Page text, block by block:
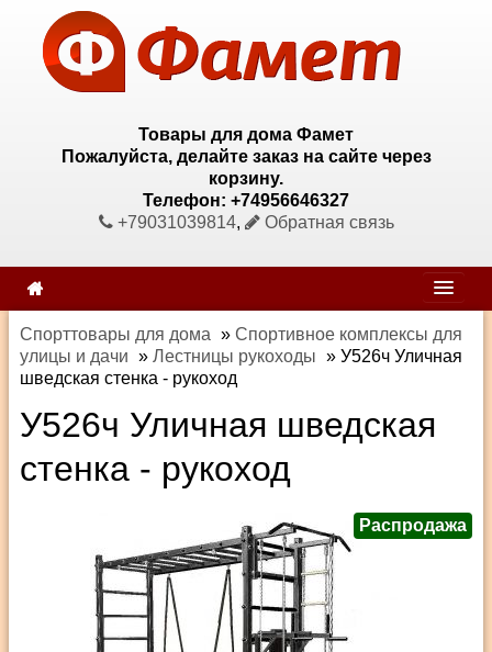
Товары для дома Фамет
Пожалуйста, делайте заказ на сайте через
корзину.
Телефон: +74956646327
+79031039814, Обратная связь
Спорттовары для дома » Спортивное комплексы для
улицы и дачи » Лестницы рукоходы » У526ч Уличная
шведская стенка - рукоход
У526ч Уличная шведская
стенка - рукоход
Распродажа